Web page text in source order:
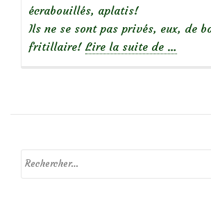
écrabouillés, aplatis!
Ils ne se sont pas privés, eux, de
fritillaire! Lire la suite de
jardins:
criocère
…